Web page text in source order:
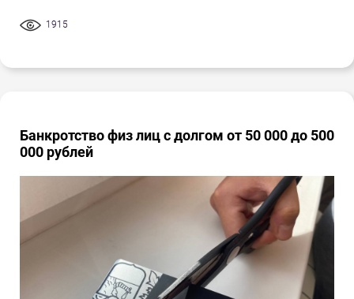
1915
Банкротство физ лиц с долгом от 50 000 до 500
000 рублей